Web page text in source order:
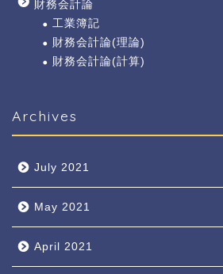
財務会計論
工業簿記
財務会計論(理論)
財務会計論(計算)
Archives
July 2021
May 2021
April 2021